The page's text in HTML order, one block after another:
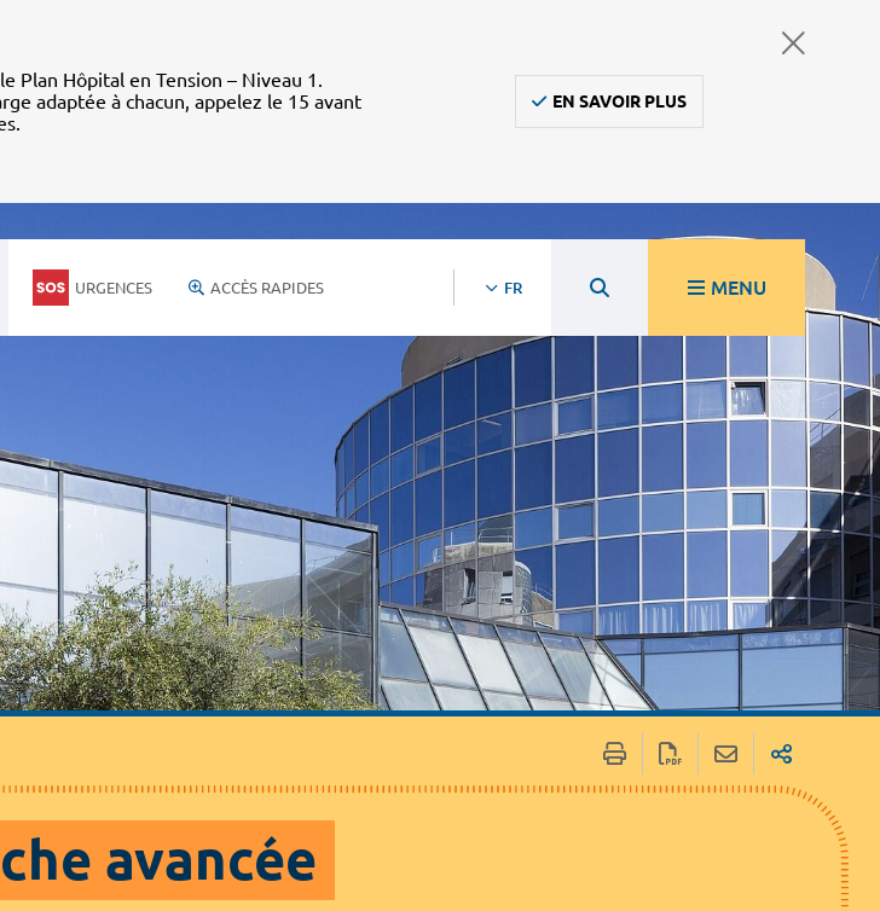
Plan Hôpital en Tension – Niveau 1.
adaptée à chacun, appelez le 15 avant
EN SAVOIR PLUS
URGENCES ACCÈS RAPIDES FR MENU
avancée